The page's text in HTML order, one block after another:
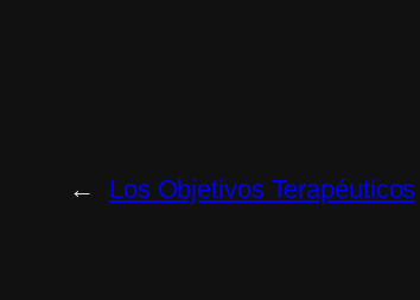
← Los Objetivos Terapéuticos